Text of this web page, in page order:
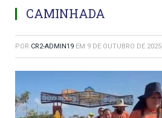
CAMINHADA
POR CR2-ADMIN19 EM 9 DE OUTUBRO DE 2025